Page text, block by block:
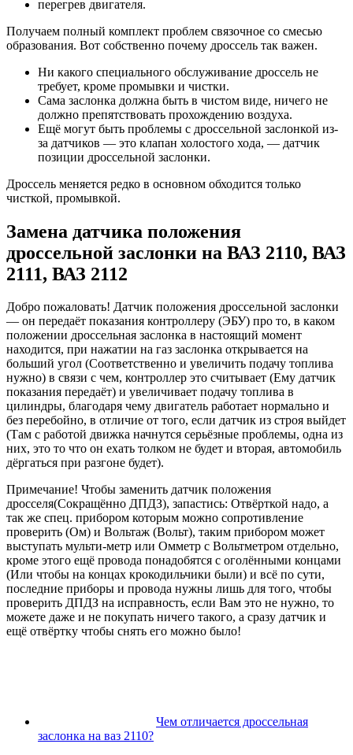
перегрев двигателя.
Получаем полный комплект проблем связочное со смесью
образования. Вот собственно почему дроссель так важен.
Ни какого специального обслуживание дроссель не
требует, кроме промывки и чистки.
Сама заслонка должна быть в чистом виде, ничего не
должно препятствовать прохождению воздуха.
Ещё могут быть проблемы с дроссельной заслонкой из-
за датчиков — это клапан холостого хода, — датчик
позиции дроссельной заслонки.
Дроссель меняется редко в основном обходится только
чисткой, промывкой.
Замена датчика положения
дроссельной заслонки на ВАЗ 2110, ВАЗ
2111, ВАЗ 2112
Добро пожаловать! Датчик положения дроссельной заслонки
— он передаёт показания контроллеру (ЭБУ) про то, в каком
положении дроссельная заслонка в настоящий момент
находится, при нажатии на газ заслонка открывается на
больший угол (Соответственно и увеличить подачу топлива
нужно) в связи с чем, контроллер это считывает (Ему датчик
показания передаёт) и увеличивает подачу топлива в
цилиндры, благодаря чему двигатель работает нормально и
без перебойно, в отличие от того, если датчик из строя выйдет
(Там с работой движка начнутся серьёзные проблемы, одна из
них, это то что он ехать толком не будет и вторая, автомобиль
дёргаться при разгоне будет).
Примечание! Чтобы заменить датчик положения
дросселя(Сокращённо ДПДЗ), запастись: Отвёрткой надо, а
так же спец. прибором которым можно сопротивление
проверить (Ом) и Вольтаж (Вольт), таким прибором может
выступать мульти-метр или Омметр с Вольтметром отдельно,
кроме этого ещё провода понадобятся с оголёнными концами
(Или чтобы на концах крокодильчики были) и всё по сути,
последние приборы и провода нужны лишь для того, чтобы
проверить ДПДЗ на исправность, если Вам это не нужно, то
можете даже и не покупать ничего такого, а сразу датчик и
ещё отвёртку чтобы снять его можно было!
Чем отличается дроссельная
заслонка на ваз 2110?